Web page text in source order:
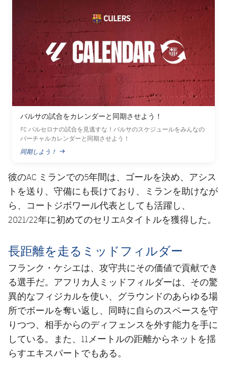
バルサの試合をカレンダーと同期させよう！
FC バルセロナの試合を見逃すな！バルサのスケジュールをみんなの
バーチャルカレンダーと同期させよう！
同期しよう！
PUBLISHED NEWS
彼のAC ミランでの5年間は、ゴールを決め、アシス
トを送り、守備にも長けており、ミランを助けなが
ら、コートジボワール代表としても活躍し、
2021/22年に初めてのセリエAタイトルを獲得した。
長距離を走るミッドフィルダー
フランク・ケシエは、攻守共にその価値で貢献でき
る選手だ。アフリカ人ミッドフィルダーは、その驚
異的なフィジカルを使い、グラウンドのあらゆる場
所でボールを奪い返し、同時に自らのスペースを守
りつつ、相手からのディフェンスを外す能力を手に
している。また、11メートルの距離からネットを揺
らすエキスパートでもある。